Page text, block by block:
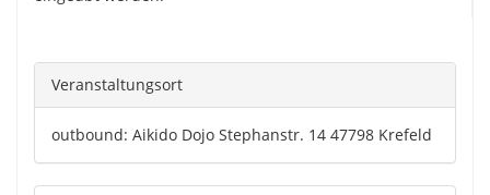
Veranstaltungsort
outbound: Aikido Dojo Stephanstr. 14 47798 Krefeld